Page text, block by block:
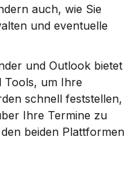
auch, wie Sie
und eventuelle
und Outlook bietet
Tools, um Ihre
schnell feststellen,
Ihre Termine zu
beiden Plattformen